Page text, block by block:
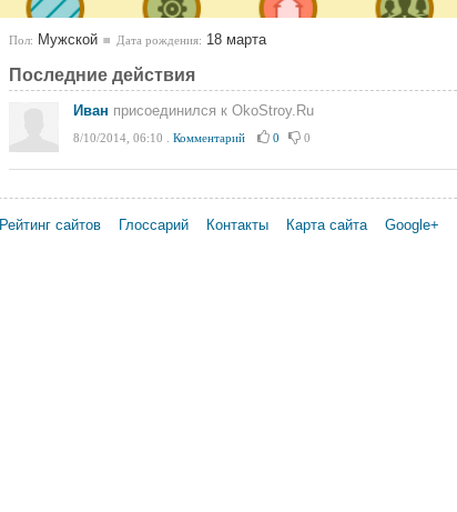
Пол: Мужской Дата рождения: 18 марта
Последние действия
Иван присоединился к OkoStroy.Ru
8/10/2014, 06:10 Комментарий 0 0
Рейтинг сайтов Глоссарий Контакты Карта сайта Google+